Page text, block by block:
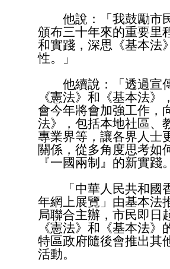
他說：「我鼓勵市民
頒布三十年來的重要里
和實踐，深思《基本法
性。」
他續說：「透過宣傳
《憲法》和《基本法
會今年將會加強工作，
法》，包括本地社區、
專業界等，讓各界人士
關係，從多角度思考如
『一國兩制』的新實踐
「中華人民共和國香
年網上展覽」由基本法
局聯合主辦，市民即日
《憲法》和《基本法
特區政府隨後會推出其
活動。